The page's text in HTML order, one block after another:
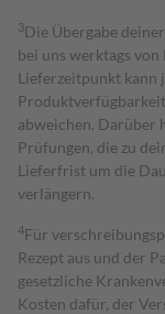
3Die Übergabe
bei uns werktags
Lieferzeitpunkt kann
abweichen. Darüber
Prüfungen, die zu
Lieferfrist um die
verlängern.
4Für
Rezept aus und der
gesetzliche
Kosten dafür, der